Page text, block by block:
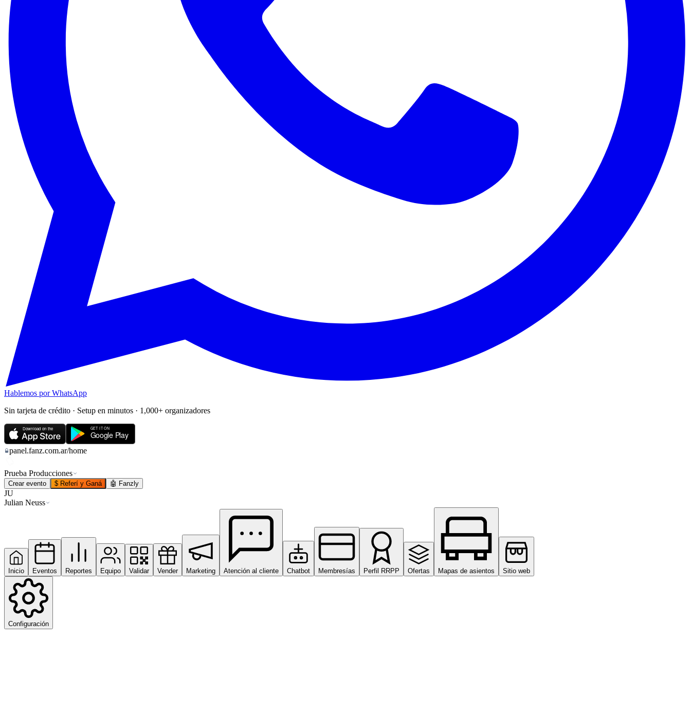
Hablemos por WhatsApp
Sin tarjeta de crédito · Setup en minutos · 1,000+ organizadores
panel.fanz.com.ar/home
Prueba Producciones
Crear evento $ Referí y Ganá 🤖 Fanzly
JU
Julian Neuss
Inicio Eventos Reportes Equipo Validar Vender Marketing Atención al cliente Chatbot Membresías Perfil RRPP Ofertas Mapas de asientos Sitio web
Configuración